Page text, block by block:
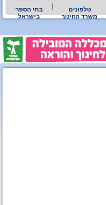
טלפונים
משרד החינוך
בתי הספר
בישראל